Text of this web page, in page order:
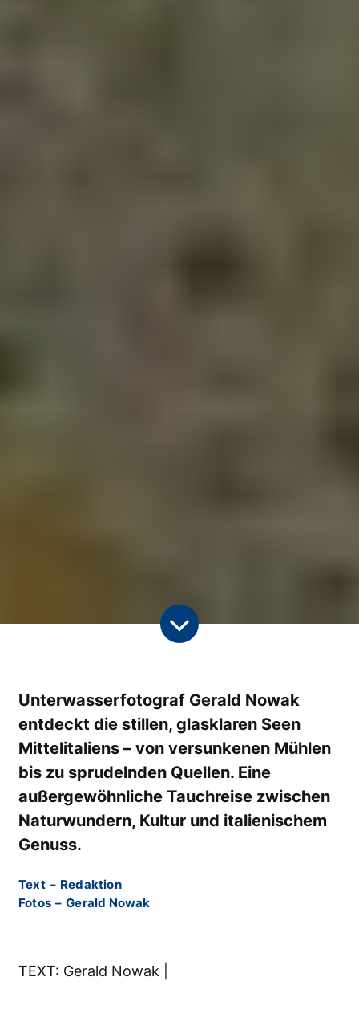
Unterwasserfotograf Gerald Nowak
entdeckt die stillen, glasklaren Seen
Mittelitaliens – von versunkenen Mühlen
bis zu sprudelnden Quellen. Eine
außergewöhnliche Tauchreise zwischen
Naturwundern, Kultur und italienischem
Genuss.
Text – Redaktion
Fotos – Gerald Nowak
TEXT: Gerald Nowak |